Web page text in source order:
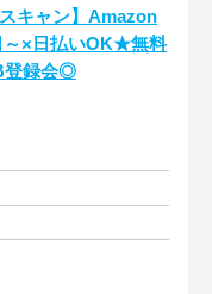
スキャン】Amazon
～×日払いOK★無料
登録会◎